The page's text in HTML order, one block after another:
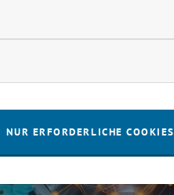
NUR ERFORDERLICHE COOKIES